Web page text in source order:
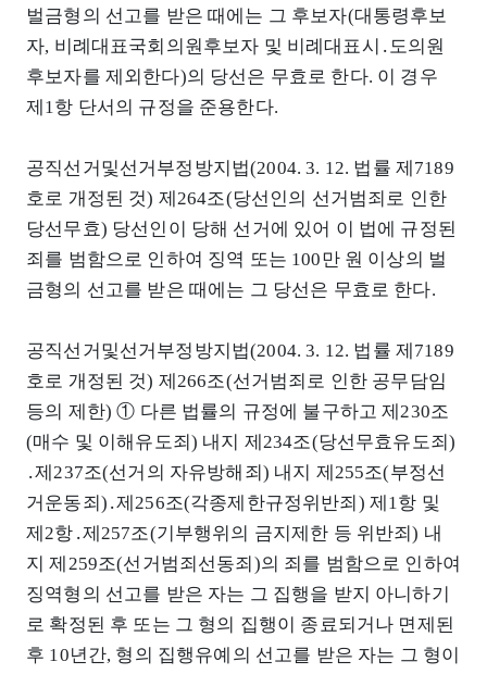
벌금형의 선고를 받은 때에는 그 후보자(대통령후보
자, 비례대표국회의원후보자 및 비례대표시․도의원
후보자를 제외한다)의 당선은 무효로 한다. 이 경우
제1항 단서의 규정을 준용한다.
공직선거및선거부정방지법(2004. 3. 12. 법률 제7189
호로 개정된 것) 제264조(당선인의 선거범죄로 인한
당선무효) 당선인이 당해 선거에 있어 이 법에 규정된
죄를 범함으로 인하여 징역 또는 100만 원 이상의 벌
금형의 선고를 받은 때에는 그 당선은 무효로 한다.
공직선거및선거부정방지법(2004. 3. 12. 법률 제7189
호로 개정된 것) 제266조(선거범죄로 인한 공무담임
등의 제한) ① 다른 법률의 규정에 불구하고 제230조
(매수 및 이해유도죄) 내지 제234조(당선무효유도죄)
․제237조(선거의 자유방해죄) 내지 제255조(부정선
거운동죄)․제256조(각종제한규정위반죄) 제1항 및
제2항․제257조(기부행위의 금지제한 등 위반죄) 내
지 제259조(선거범죄선동죄)의 죄를 범함으로 인하여
징역형의 선고를 받은 자는 그 집행을 받지 아니하기
로 확정된 후 또는 그 형의 집행이 종료되거나 면제된
후 10년간, 형의 집행유예의 선고를 받은 자는 그 형이